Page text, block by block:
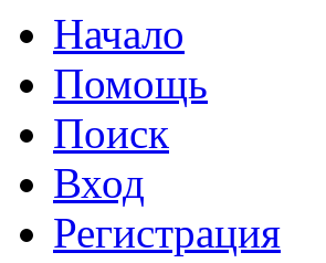
Начало
Помощь
Поиск
Вход
Регистрация